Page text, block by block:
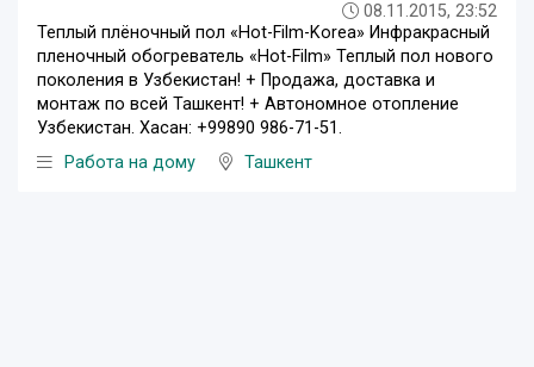
08.11.2015, 23:52
Теплый плёночный пол «Hot-Film-Korea» Инфракрасный
пленочный обогреватель «Hot-Film» Теплый пол нового
поколения в Узбекистан! + Продажа, доставка и
монтаж по всей Ташкент! + Автономное отопление
Узбекистан. Хасан: +99890 986-71-51.
Работа на дому
Ташкент